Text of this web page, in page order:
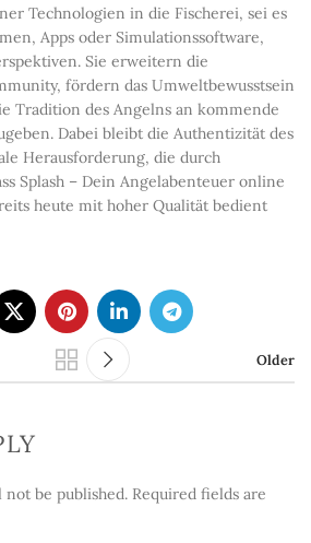
Technologien in die Fischerei, sei es
Apps oder Simulationssoftware,
Sie erweitern die
fördern das Umweltbewusstsein
Tradition des Angelns an kommende
Dabei bleibt die Authentizität des
Herausforderung, die durch
Splash – Dein Angelabenteuer online
heute mit hoher Qualität bedient
Older
not be published. Required fields are